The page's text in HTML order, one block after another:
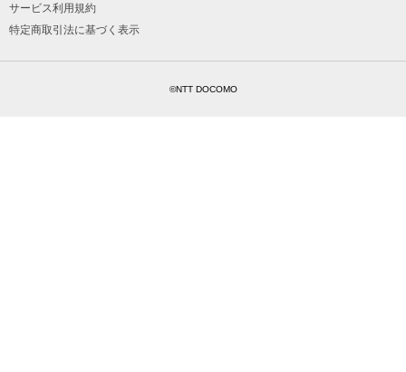
サービス利用規約
特定商取引法に基づく表示
©NTT DOCOMO